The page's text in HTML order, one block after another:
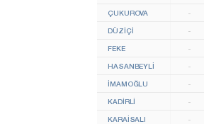
ÇUKUROVA -
DÜZİÇİ -
FEKE -
HASANBEYLİ -
İMAMOĞLU -
KADİRLİ -
KARAİSALI -